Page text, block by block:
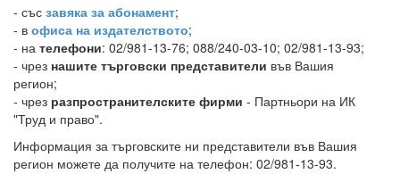
- със завяка за абонамент;
- в офиса на издателството;
- на телефони: 02/981-13-76; 088/240-03-10; 02/981-13-93;
- чрез нашите търговски представители във Вашия
регион;
- чрез разпространителските фирми - Партньори на ИК
"Труд и право".
Информация за търговските ни представители във Вашия
регион можете да получите на телефон: 02/981-13-93.